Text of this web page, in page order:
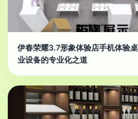
伊春荣耀3.7形象体验店手机体验
业设备的专业化之道